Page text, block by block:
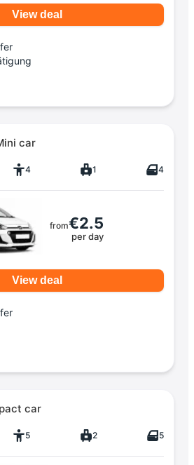
View deal
car
4 1 4
from€2.5
per day
View deal
car
5 2 5